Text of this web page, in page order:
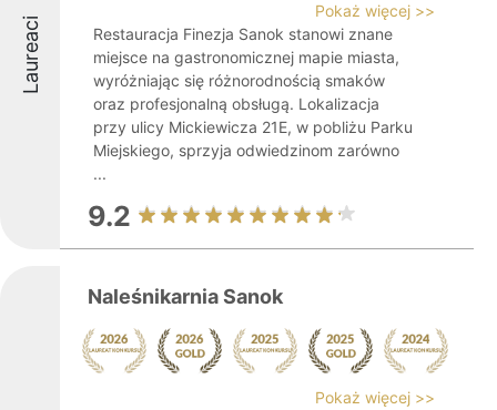
Laureaci
Pokaż więcej >>
Restauracja Finezja Sanok stanowi znane
miejsce na gastronomicznej mapie miasta,
wyróżniając się różnorodnością smaków
oraz profesjonalną obsługą. Lokalizacja
przy ulicy Mickiewicza 21E, w pobliżu Parku
Miejskiego, sprzyja odwiedzinom zarówno
...
9.2
Naleśnikarnia Sanok
Pokaż więcej >>